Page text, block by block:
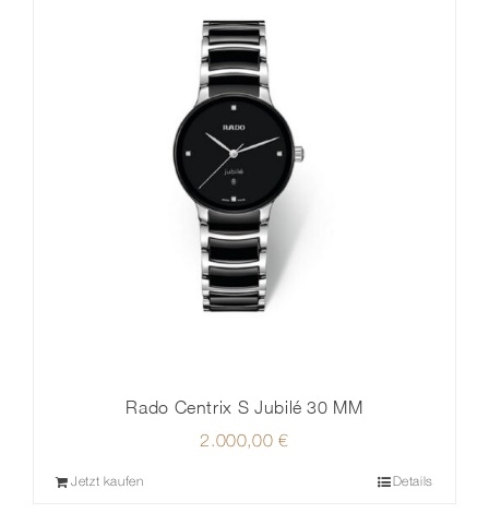
Rado Centrix S Jubilé 30 MM
2.000,00€
Jetzt kaufen Details